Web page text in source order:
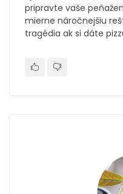
pripravte vaše
mierne náročnejšiu
tragédia ak si dáte